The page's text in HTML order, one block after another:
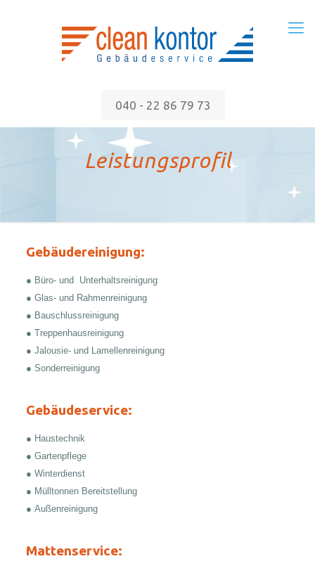
040 - 22 86 79 73
Leistungsprofil
Gebäudereinigung:
● Büro- und Unterhaltsreinigung
● Glas- und Rahmenreinigung
● Bauschlussreinigung
● Treppenhausreinigung
● Jalousie- und Lamellenreinigung
● Sonderreinigung
Gebäudeservice:
● Haustechnik
● Gartenpflege
● Winterdienst
● Mülltonnen Bereitstellung
● Außenreinigung
Mattenservice: